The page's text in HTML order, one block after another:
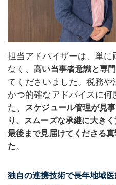
担当アドバイザーは、単
なく、高い当事者意識と専
てくださいました。税務
かつ的確なアドバイスに何
た、
スケジュール管理が見
り、スムーズな承継に大き
最後まで見届けてくださる
た。
独自の連携技術で長年地域